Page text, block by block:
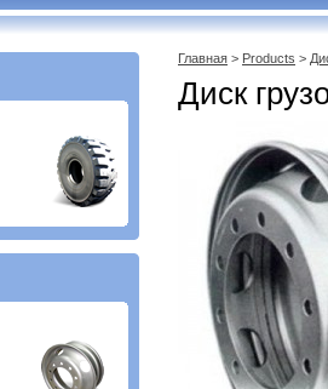
Главная > Products >
Диск